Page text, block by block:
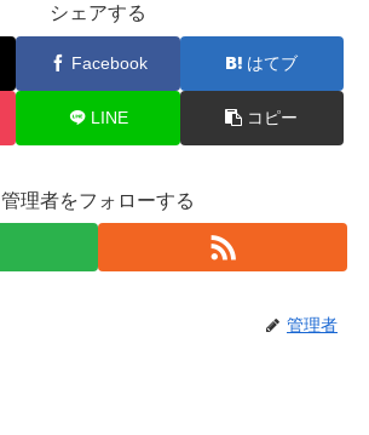
n
ot
e
シェアする
Facebook はてブ
LINE コピー
管理者をフォローする
管理者